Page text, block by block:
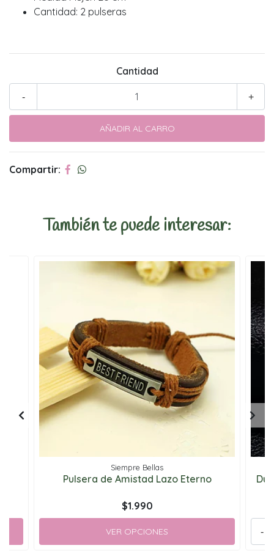
Cantidad: 2 pulseras
Cantidad
+
-
Compartir:
También te puede interesar:
Siempre Bellas
Pulsera de Amistad Lazo Eterno
$1.990
VER OPCIONES -